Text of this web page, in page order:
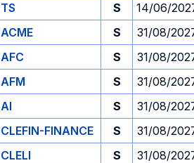
TS
S 14/06/
ACME
S 31/08/
AFC
S 31/08/
AFM
S 31/08/
AI
S 31/08/
CLEFIN-FINANCE
S 31/08/
CLELI
S 31/08/